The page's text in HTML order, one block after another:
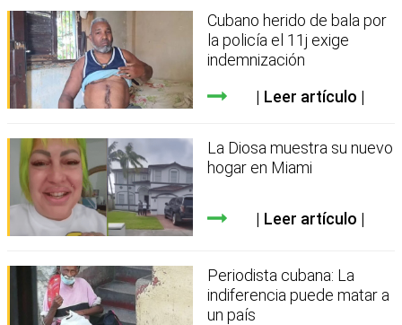
Cubano herido de bala por
la policía el 11j exige
indemnización
Leer artículo
La Diosa muestra su nuevo
hogar en Miami
Leer artículo
Periodista cubana: La
indiferencia puede matar a
un país